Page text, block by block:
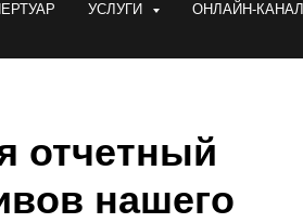
УСЛУГИ ОНЛАЙН-КАНАЛ
отчетный
нашего